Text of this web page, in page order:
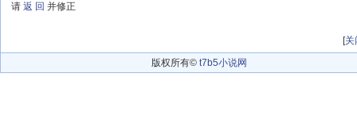
请 返 回 并修正
[关
版权所有© t7b5小说网